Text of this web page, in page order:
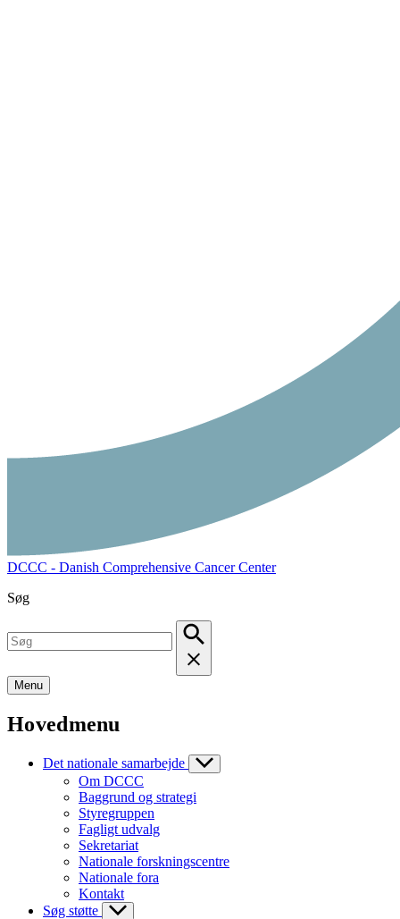
DCCC - Danish Comprehensive Cancer Center
Søg
Menu
Hovedmenu
Det nationale samarbejde
Om DCCC
Baggrund og strategi
Styregruppen
Fagligt udvalg
Sekretariat
Nationale forskningscentre
Nationale fora
Kontakt
Søg støtte